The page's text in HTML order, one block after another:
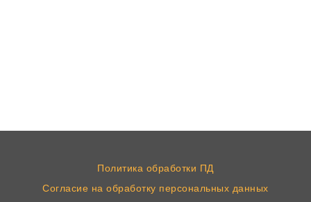
Политика обработки ПД
Согласие на обработку персональных данных